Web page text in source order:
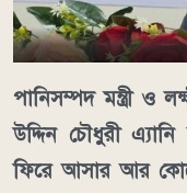
পানিসম্পদ মন্ত্রী ও
উদ্দিন চৌধুরী
ফিরে আসার আর